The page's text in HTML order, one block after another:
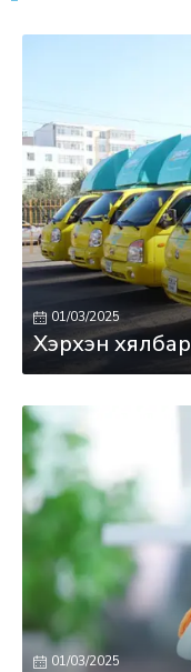
01/03/2025
Хэрхэн хялбар
01/03/2025